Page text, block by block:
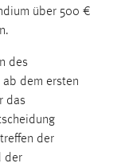
über 500 €
des
dem ersten
das
der
der
mibew-
zu können.